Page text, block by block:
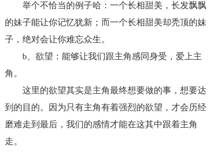
举个不恰当的例子哈：一个长相甜美，长发飘飘
的妹子能让你记忆犹新；而一个长相甜美却秃顶的妹
子，绝对会让你难忘众生。
b、欲望：能够让我们跟主角感同身受，爱上主
角。
这里的欲望其实是主角最终想要做的事，想要达
到的目的。因为只有主角有着强烈的欲望，才会历经
磨难走到最后，我们的感情才能在这其中跟着主角
走。